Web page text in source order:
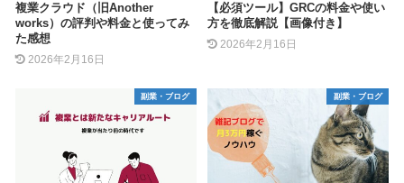
複業クラウド（旧Another
works）の評判や料金と使ってみ
た感想
2026年2月16日
【必須ツール】GRCの料金や使い
方を徹底解説【画像付き】
2026年2月16日
副業・ブログ 副業・ブログ